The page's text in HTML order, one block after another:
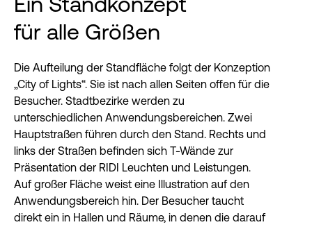
für alle Größen
Die Aufteilung der Standfläche folgt der Konzeption
„City of Lights“. Sie ist nach allen Seiten offen für die
Besucher. Stadtbezirke werden zu
unterschiedlichen Anwendungsbereichen. Zwei
Hauptstraßen führen durch den Stand. Rechts und
links der Straßen befinden sich T-Wände zur
Präsentation der RIDI Leuchten und Leistungen.
Auf großer Fläche weist eine Illustration auf den
Anwendungsbereich hin. Der Besucher taucht
direkt ein in Hallen und Räume, in denen die darauf